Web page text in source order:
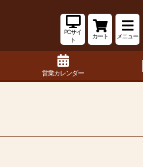
PCサイ
ト
カート メニュー
営業カレンダー